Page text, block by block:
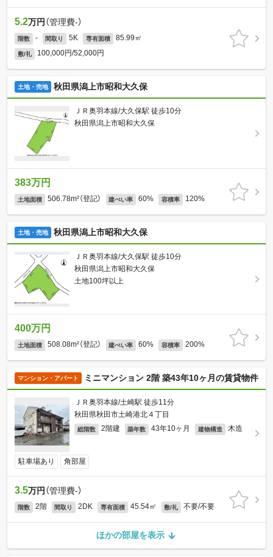
5.2万円 （管理費-）
階数 - 間取り 5K 専有面積 85.99㎡
敷/礼 100,000円/52,000円
土地・売地 秋田県潟上市昭和大久保
ＪＲ奥羽本線/大久保駅 徒歩10分
秋田県潟上市昭和大久保
383万円
土地面積 506.78m²（登記） 建ぺい率 60% 容積率 120%
土地・売地 秋田県潟上市昭和大久保
ＪＲ奥羽本線/大久保駅 徒歩10分
秋田県潟上市昭和大久保
土地100坪以上
400万円
土地面積 508.08m²（登記） 建ぺい率 60% 容積率 200%
マンション・アパート ミニマンション 2階 築43年10ヶ月の賃貸物件
ＪＲ奥羽本線/土崎駅 徒歩11分
秋田県秋田市土崎港北４丁目
総階数 2階建 築年数 43年10ヶ月 建物構造 木造
駐車場あり 角部屋
3.5万円 （管理費-）
階数 2階 間取り 2DK 専有面積 45.54㎡ 敷/礼 不要/不要
ほかの部屋を表示